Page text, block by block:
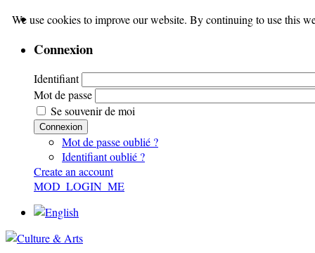
Connexion
Identifiant
Mot de passe
Se souvenir de moi
Connexion
Mot de passe oublié ?
Identifiant oublié ?
Create an account
MOD_LOGIN_ME
We use cookies to improve our website. By continuing to use this